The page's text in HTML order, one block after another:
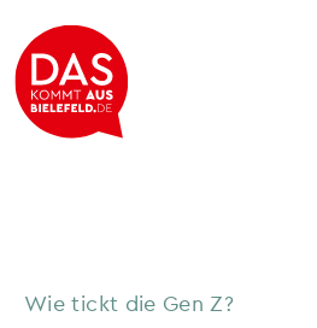
Wie tickt die Gen Z?